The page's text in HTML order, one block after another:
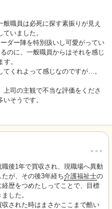
職員は必死に探す素振りが見え
いました。
ダー陣を特別扱いし可愛がってい
のに、一般職員からはそれを感じ
。
くれよって感じなのですが…。
司の主観で不当な評価をくださ
そうです。
…
後1年で買収され、現職場へ異動
が、その後3年経ち介護福祉士の
歴をつめたしってことで、目標
した。
された時はまさかここまで酷い